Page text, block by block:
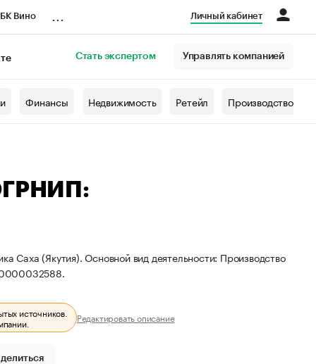
Вино Личный кабинет
Стать экспертом Управлять компанией
Финансы Недвижимость Ретейл Производство
Саха (Якутия). Основной вид деятельности: Производство
источников. Редактировать описание